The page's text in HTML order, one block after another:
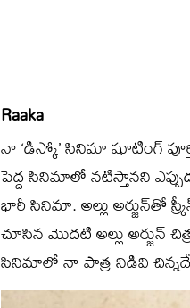
Raaka
నా ‘డిస్కో’ సినిమా షూటింగ్‌
పెద్ద సినిమాలో నటిస్తానని
భారీ సినిమా. అల్లు అర్జున్‌తో
చూసిన మొదటి అల్లు అర్జున్
సినిమాలో నా పాత్ర నిడివి